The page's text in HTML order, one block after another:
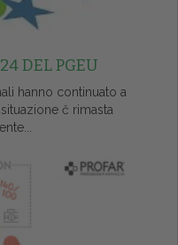
DEL PGEU
hanno continuato a
č rimasta